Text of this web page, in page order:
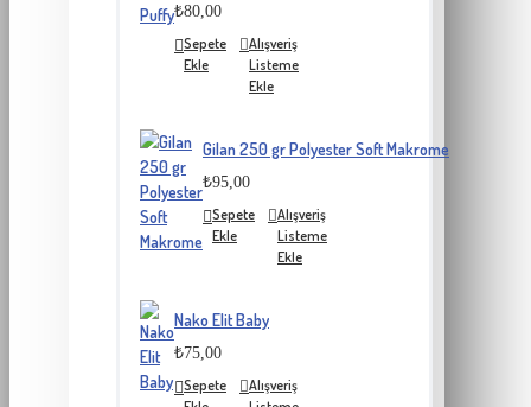
₺80,00
Sepete
Ekle
Alışveriş
Listeme
Ekle
Gilan 250 gr Polyester Soft Makrome
₺95,00
Sepete
Ekle
Alışveriş
Listeme
Ekle
Nako Elit Baby
₺75,00
Sepete
Alışveriş